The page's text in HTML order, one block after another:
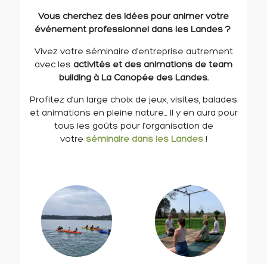
Vous cherchez des idées pour animer votre
événement professionnel dans les Landes ?
Vivez votre séminaire d’entreprise autrement
avec les activités et des animations de team
building à La Canopée des Landes.
Profitez d’un large choix de jeux, visites, balades
et animations en pleine nature… Il y en aura pour
tous les goûts pour l’organisation de
votre séminaire dans les Landes!